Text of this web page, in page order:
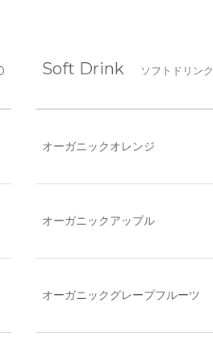
Soft Drink ソフトドリンク
オーガニックオレンジ
オーガニックアップル
オーガニックグレープフルーツ